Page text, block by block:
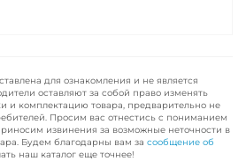
для ознакомления и не является
оставляют за собой право изменять
и комплектацию товара, предварительно не
Просим вас отнестись с пониманием
извинения за возможные неточности в
Будем благодарны вам за сообщение об
наш каталог еще точнее!